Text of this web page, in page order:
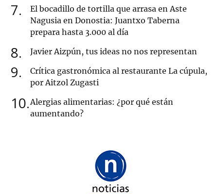
7
El bocadillo de tortilla que arrasa en Aste
Nagusia en Donostia: Juantxo Taberna
prepara hasta 3.000 al día
8 Javier Aizpún, tus ideas no nos representan
9
Crítica gastronómica al restaurante La cúpula,
por Aitzol Zugasti
10 Alergias alimentarias: ¿por qué están
aumentando?